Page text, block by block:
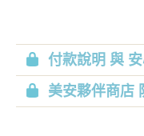
付款說明 與
美安夥伴商店